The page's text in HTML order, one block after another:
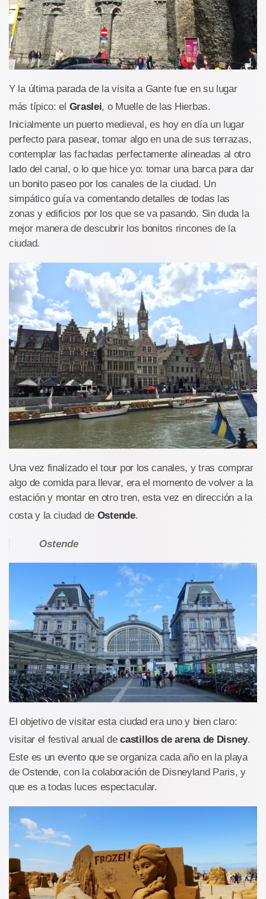
Y la última parada de la visita a Gante fue en su lugar
más típico: el Graslei, o Muelle de las Hierbas.
Inicialmente un puerto medieval, es hoy en día un lugar
perfecto para pasear, tomar algo en una de sus terrazas,
contemplar las fachadas perfectamente alineadas al otro
lado del canal, o lo que hice yo: tomar una barca para dar
un bonito paseo por los canales de la ciudad. Un
simpático guía va comentando detalles de todas las
zonas y edificios por los que se va pasando. Sin duda la
mejor manera de descubrir los bonitos rincones de la
ciudad.
Una vez finalizado el tour por los canales, y tras comprar
algo de comida para llevar, era el momento de volver a la
estación y montar en otro tren, esta vez en dirección a la
costa y la ciudad de Ostende.
Ostende
El objetivo de visitar esta ciudad era uno y bien claro:
visitar el festival anual decastillos de arena de Disney.
Este es un evento que se organiza cada año en la playa
de Ostende, con la colaboración de Disneyland Paris, y
que es a todas luces espectacular.